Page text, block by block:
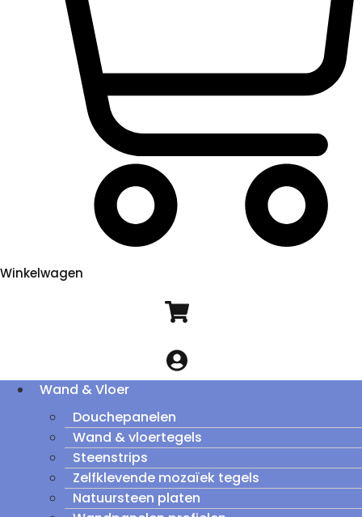
Winkelwagen
Wand & Vloer
Douchepanelen
Wand & vloertegels
Steenstrips
Zelfklevende mozaïek tegels
Natuursteen platen